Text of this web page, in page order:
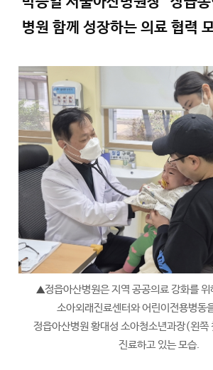
병원 함께 성장하는 의료 협력
▲정읍아산병원은 지역 공공의료 강화를
소아외래진료센터와 어린이전용병동
정읍아산병원 황대성 소아청소년과장(왼쪽
진료하고 있는 모습.